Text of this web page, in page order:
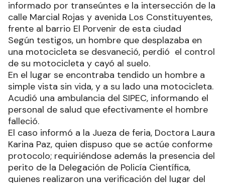
informado por transeúntes e la intersección de la
calle Marcial Rojas y avenida Los Constituyentes,
frente al barrio El Porvenir de esta ciudad
Según testigos, un hombre que desplazaba en
una motocicleta se desvaneció, perdió el control
de su motocicleta y cayó al suelo.
En el lugar se encontraba tendido un hombre a
simple vista sin vida, y a su lado una motocicleta.
Acudió una ambulancia del SIPEC, informando el
personal de salud que efectivamente el hombre
falleció.
El caso informó a la Jueza de feria, Doctora Laura
Karina Paz, quien dispuso que se actúe conforme
protocolo; requiriéndose además la presencia del
perito de la Delegación de Policía Científica,
quienes realizaron una verificación del lugar del